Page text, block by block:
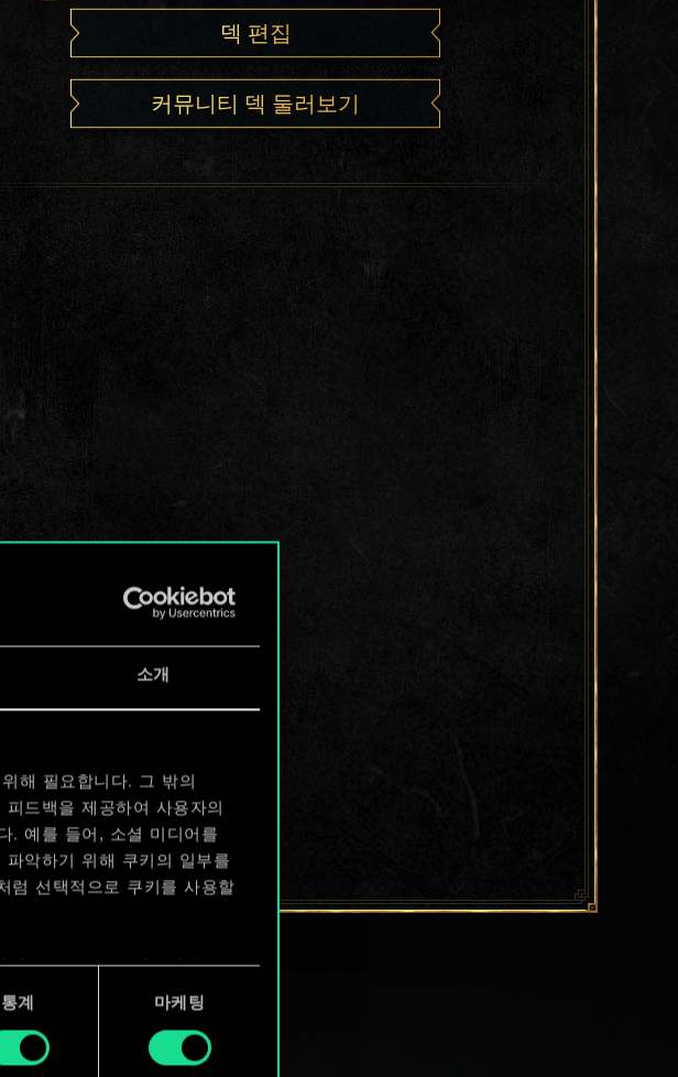
소개
해 필요합니다. 그 밖의
드백을 제공하여 사용자의
. 예를 들어, 소셜 미디어를
악하기 위해 쿠키의 일부를
럼 선택적으로 쿠키를 사용할
래의 "Settings" 메뉴에서
통계 마케팅
덱 편집
커뮤니티 덱 둘러보기